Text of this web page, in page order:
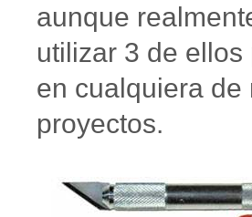
aunque
utilizar 3 de
en cualquiera de
proyectos.